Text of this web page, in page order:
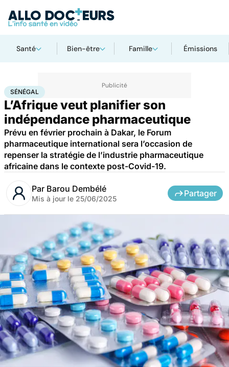
Santé Bien-être Famille Émissions
AccueilSanté Sénégal
SÉNÉGAL
L’Afrique veut planifier son
indépendance pharmaceutique
Prévu en février prochain à Dakar, le Forum
pharmaceutique international sera l’occasion de
repenser la stratégie de l’industrie pharmaceutique
africaine dans le contexte post-Covid-19.
Par Barou Dembélé
Mis à jour le 25/06/2025
Partager